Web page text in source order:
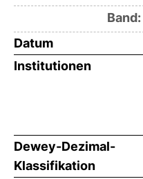
Band:
Datum
Institutionen
Dewey-Dezimal-
Klassifikation